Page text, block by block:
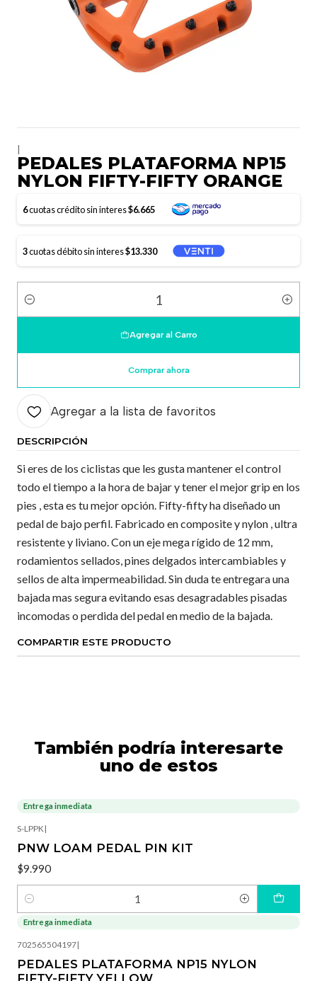
PEDALES PLATAFORMA NP15
NYLON FIFTY-FIFTY ORANGE
6cuotas crédito sin interes$6.665
3cuotas débito sin interes$13.330
Cantidad
Agregar al Carro
Comprar ahora
Agregar a la lista de favoritos
DESCRIPCIÓN
Si eres de los ciclistas que les gusta mantener el control
todo el tiempo a la hora de bajar y tener el mejor grip en los
pies , esta es tu mejor opción. Fifty-fifty ha diseñado un
pedal de bajo perfil. Fabricado en composite y nylon , ultra
resistente y liviano. Con un eje mega rígido de 12 mm,
rodamientos sellados, pines delgados intercambiables y
sellos de alta impermeabilidad. Sin duda te entregara una
bajada mas segura evitando esas desagradables pisadas
incomodas o perdida del pedal en medio de la bajada.
COMPARTIR ESTE PRODUCTO
También podría interesarte
uno de estos
Entrega inmediata
S-LPPK|
PNW LOAM PEDAL PIN KIT
$9.990
Cantidad
Entrega inmediata
702565504197|
PEDALES PLATAFORMA NP15 NYLON
FIFTY-FIFTY YELLOW